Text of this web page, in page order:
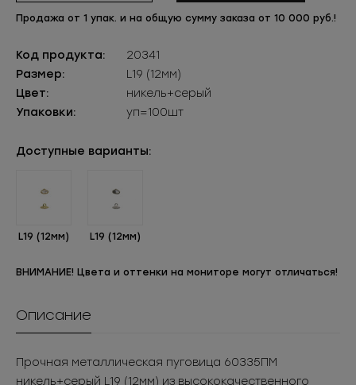
Продажа от 1 упак. и на общую сумму заказа от 10 000 руб.!
Код продукта:
20341
Размер:
L19 (12мм)
Цвет:
никель+серый
Упаковки:
уп=100шт
Доступные варианты:
L19 (12мм) L19 (12мм)
ВНИМАНИЕ! Цвета и оттенки на мониторе могут отличаться!
Описание
Прочная металлическая пуговица 60335ПМ
никель+серый L19 (12мм) из высококачественного